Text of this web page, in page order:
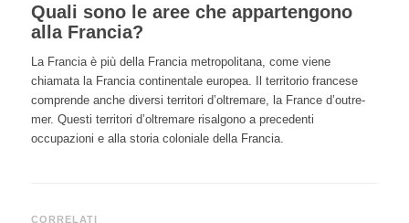
Quali sono le aree che appartengono
alla Francia?
La Francia è più della Francia metropolitana, come viene
chiamata la Francia continentale europea. Il territorio francese
comprende anche diversi territori d’oltremare, la France d’outre-
mer. Questi territori d’oltremare risalgono a precedenti
occupazioni e alla storia coloniale della Francia.
CORRELATI